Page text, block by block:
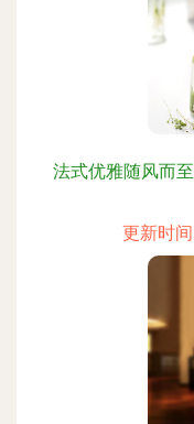
法式优雅随风而
更新时